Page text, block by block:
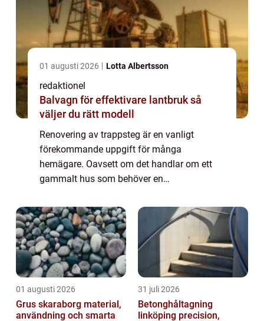
01 augusti 2026 Lotta Albertsson
redaktionel
Balvagn för effektivare lantbruk så
väljer du rätt modell
Renovering av trappsteg är en vanligt
förekommande uppgift för många
hemägare. Oavsett om det handlar om ett
gammalt hus som behöver en
trappstegen har slitas ut, är det viktigt att
veta hur man på bästa sätt ...
01 augusti 2026
Grus skaraborg material,
användning och smarta
31 juli 2026
Betonghåltagning
linköping precision,